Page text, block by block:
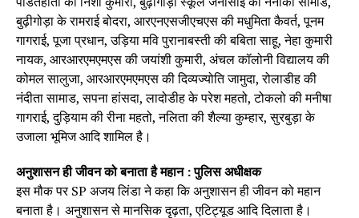
बुढ़ीगोड़ा के रामराई बोदरा, आरएनएसजीएचएस की मधुमिता कैवर्त, पूनम
गागराई, पूजा प्रधान, उड़िया मवि पुरानाबस्ती की बबिता साहू, नेहा कुमारी
नायक, आरआरएमएमएस की जयांशी कुमारी, अंचल कॉलोनी विद्यालय की
कोमल सालुजा, आरआरएमएमएस की दिव्यज्योति जामुदा, रोलाडीह की
नंदीता सामाड, सपना हांसदा, लादोडीह के परेश महतो, टोकलो की मनीषा
गागराई, दुड़ियाम की रीना महतो, नलिता की शैल्या कुम्हार, सुरबुड़ा के
उजाला भूमिज आदि शामिल है।
अनुशासन ही जीवन को बनाता है महान : पुलिस अधीक्षक
इस मौक पर SP अजय लिंडा ने कहा कि अनुशासन ही जीवन को महान
बनाता है। अनुशासन से मानसिक दृढ़ता, एटिट्यूड आदि दिलाता है।